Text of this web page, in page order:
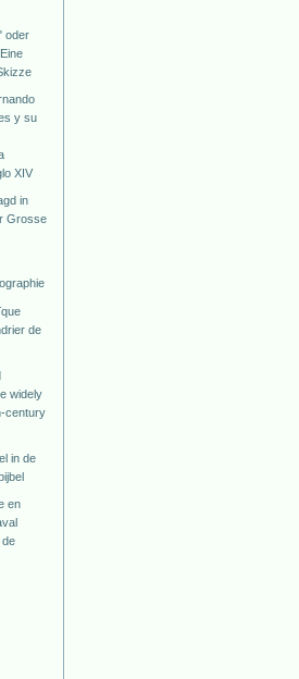
oder
y su
XIV
in
Grosse
de
widely
century
in de
en
de